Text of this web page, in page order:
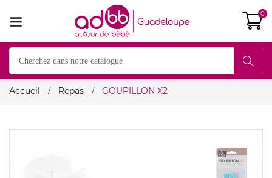
0
Accueil Repas GOUPILLON X2